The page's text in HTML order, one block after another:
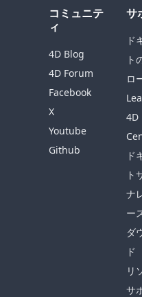
コミュニテ
ィ
4D Blog
4D Forum
Facebook
X
Youtube
Github
サ
ド
ト
ロ
4D
ド
ト
ナ
ー
ダ
ド
リ
サ